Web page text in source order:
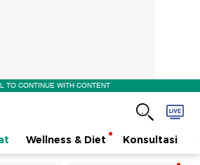
TO CONTINUE WITH CONTENT
Wellness & Diet Konsultasi